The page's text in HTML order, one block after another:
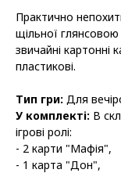
Практично
щільної глянсовою
звичайні картонні
пластикові.
Тип гри: Для
У комплекті: В
ігрові ролі:
- 2 карти "Мафія",
- 1 карта "Дон",